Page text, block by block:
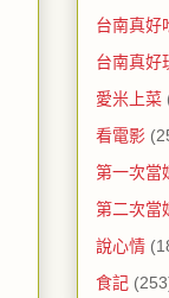
台南真好
台南真好
愛米上菜
看電影
第一次當
第二次當
說心情
食記